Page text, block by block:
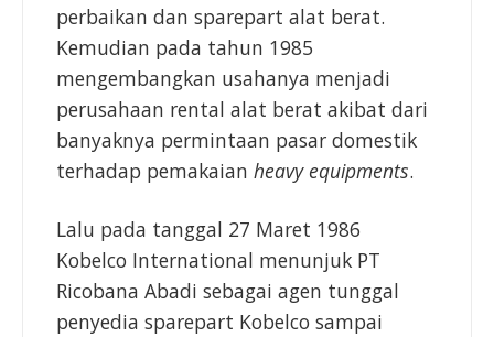
perbaikan dan sparepart alat berat.
Kemudian pada tahun 1985
mengembangkan usahanya menjadi
perusahaan rental alat berat akibat dari
banyaknya permintaan pasar domestik
terhadap pemakaian heavy equipments.
Lalu pada tanggal 27 Maret 1986
Kobelco International menunjuk PT
Ricobana Abadi sebagai agen tunggal
penyedia sparepart Kobelco sampai